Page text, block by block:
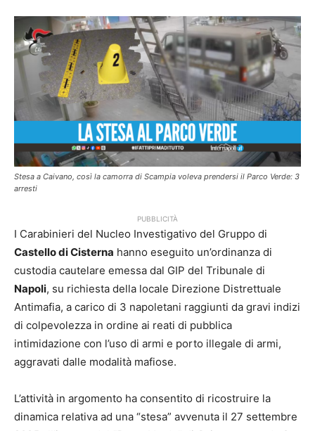
Stesa a Caivano, così la camorra di Scampia voleva prendersi il Parco Verde: 3
arresti
PUBBLICITÀ
I Carabinieri del Nucleo Investigativo del Gruppo di
Castello di Cisterna hanno eseguito un’ordinanza di
custodia cautelare emessa dal GIP del Tribunale di
Napoli, su richiesta della locale Direzione Distrettuale
Antimafia, a carico di 3 napoletani raggiunti da gravi indizi
di colpevolezza in ordine ai reati di pubblica
intimidazione con l’uso di armi e porto illegale di armi,
aggravati dalle modalità mafiose.
L’attività in argomento ha consentito di ricostruire la
dinamica relativa ad una “stesa” avvenuta il 27 settembre